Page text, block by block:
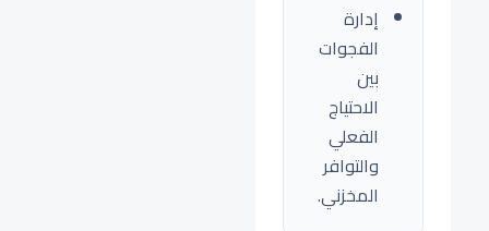
إدارة
الفجوات
بين
الاحتياج
الفعلي
والتوافر
المخزني.